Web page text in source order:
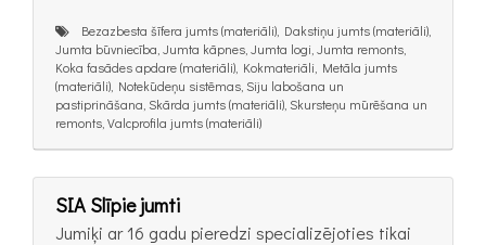
Bezazbesta šīfera jumts (materiāli), Dakstiņu jumts (materiāli),
Jumta būvniecība, Jumta kāpnes, Jumta logi, Jumta remonts,
Koka fasādes apdare (materiāli), Kokmateriāli, Metāla jumts
(materiāli), Notekūdeņu sistēmas, Siju labošana un
pastiprināšana, Skārda jumts (materiāli), Skursteņu mūrēšana un
remonts, Valcprofila jumts (materiāli)
SIA Slīpie jumti
Jumiķi ar 16 gadu pieredzi specializējoties tikai